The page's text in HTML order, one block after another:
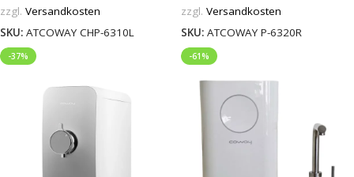
zzgl. Versandkosten
SKU: ATCOWAY CHP-6310L
zzgl. Versandkosten
SKU: ATCOWAY P-6320R
-37% -61%